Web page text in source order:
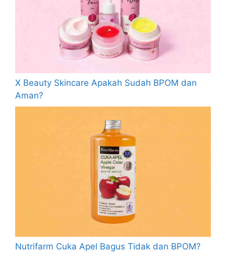
X Beauty Skincare Apakah Sudah BPOM dan
Aman?
Nutrifarm Cuka Apel Bagus Tidak dan BPOM?